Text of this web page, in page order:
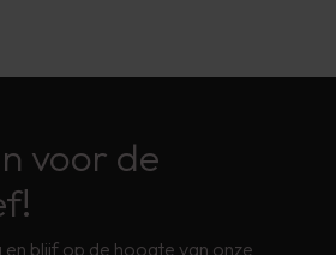
voor de
blijf op de hoogte van onze